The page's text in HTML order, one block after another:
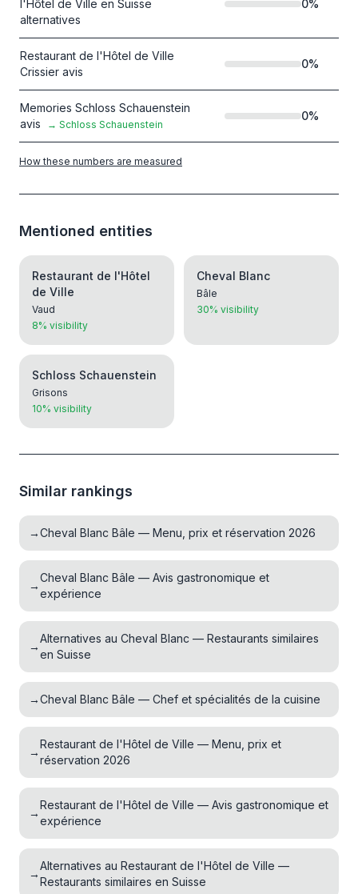
l'Hôtel de Ville en Suisse
alternatives
0%
Restaurant de l'Hôtel de Ville
Crissier avis
0%
Memories Schloss Schauenstein
avis
→ Schloss Schauenstein
0%
How these numbers are measured
Mentioned entities
Restaurant de l'Hôtel
de Ville
Vaud
8% visibility
Cheval Blanc
Bâle
30% visibility
Schloss Schauenstein
Grisons
10% visibility
Similar rankings
→Cheval Blanc Bâle — Menu, prix et réservation 2026
→
Cheval Blanc Bâle — Avis gastronomique et
expérience
→
Alternatives au Cheval Blanc — Restaurants similaires
en Suisse
→Cheval Blanc Bâle — Chef et spécialités de la cuisine
→
Restaurant de l'Hôtel de Ville — Menu, prix et
réservation 2026
→
Restaurant de l'Hôtel de Ville — Avis gastronomique et
expérience
→
Alternatives au Restaurant de l'Hôtel de Ville —
Restaurants similaires en Suisse